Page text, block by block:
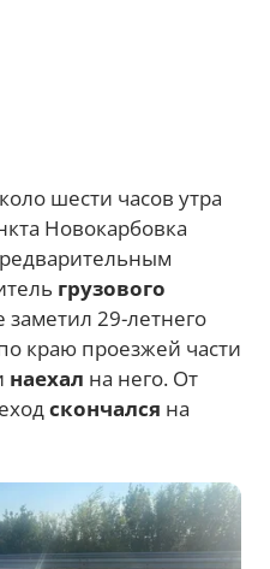
шести часов утра
Новокарбовка
грузового
заметил 29-летнего
краю проезжей части
наехал на него. От
скончался на